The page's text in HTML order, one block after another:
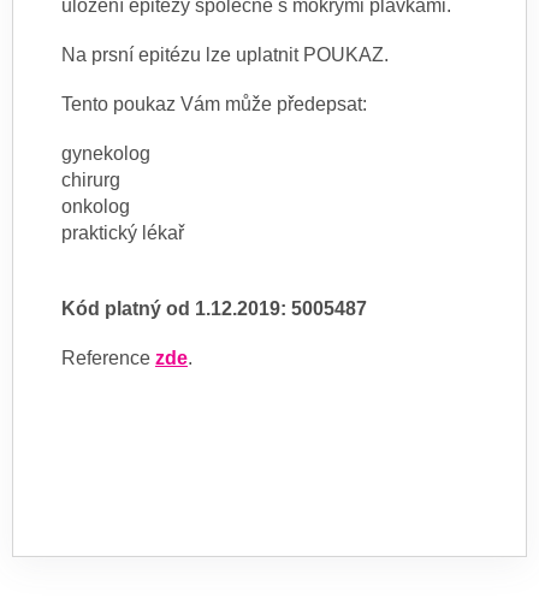
uložení epitézy společně s mokrými plavkami.
Na prsní epitézu lze uplatnit POUKAZ.
Tento poukaz Vám může předepsat:
gynekolog
chirurg
onkolog
praktický lékař
Kód platný od 1.12.2019: 5005487
Reference zde.